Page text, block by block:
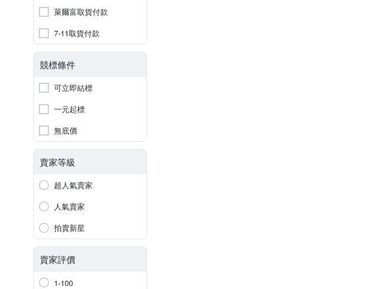
萊爾富取貨付款
7-11取貨付款
競標條件
可立即結標
一元起標
無底價
賣家等級
超人氣賣家
人氣賣家
拍賣新星
賣家評價
1-100